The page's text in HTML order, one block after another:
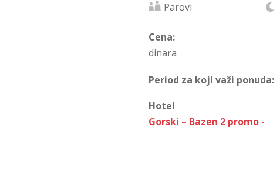
Parovi
Cena:
dinara
Period za koji važi ponuda:
Hotel
Gorski – Bazen 2 promo -